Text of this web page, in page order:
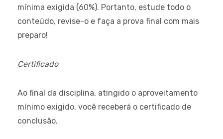
mínima exigida (60%). Portanto, estude todo o
conteúdo, revise-o e faça a prova final com mais
preparo!
Certificado
Ao final da disciplina, atingido o aproveitamento
mínimo exigido, você receberá o certificado de
conclusão.